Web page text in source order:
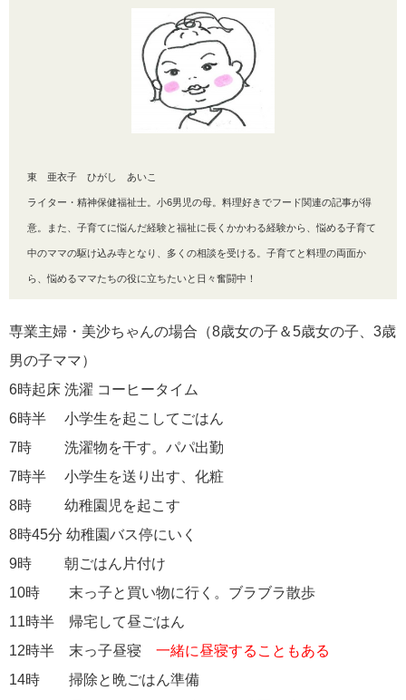
東 亜衣子 ひがし あいこ
ライター・精神保健福祉士。小6男児の母。料理好きでフード関連の記事が得
意。また、子育てに悩んだ経験と福祉に長くかかわる経験から、悩める子育て
中のママの駆け込み寺となり、多くの相談を受ける。子育てと料理の両面か
ら、悩めるママたちの役に立ちたいと日々奮闘中！
専業主婦・美沙ちゃんの場合（8歳女の子＆5歳女の子、3歳
男の子ママ）
6時起床 洗濯 コーヒータイム
6時半 小学生を起こしてごはん
7時 洗濯物を干す。パパ出勤
7時半 小学生を送り出す、化粧
8時 幼稚園児を起こす
8時45分 幼稚園バス停にいく
9時 朝ごはん片付け
10時 末っ子と買い物に行く。ブラブラ散歩
11時半 帰宅して昼ごはん
12時半 末っ子昼寝 一緒に昼寝することもある
14時 掃除と晩ごはん準備